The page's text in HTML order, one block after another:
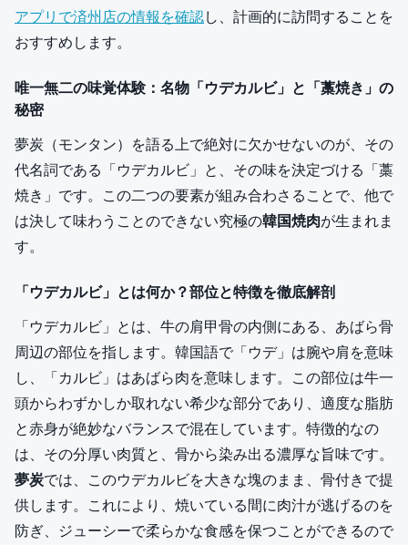
アプリで済州店の情報を確認し、計画的に訪問することを
おすすめします。
唯一無二の味覚体験：名物「ウデカルビ」と「藁焼き」の
秘密
夢炭（モンタン）を語る上で絶対に欠かせないのが、その
代名詞である「ウデカルビ」と、その味を決定づける「藁
焼き」です。この二つの要素が組み合わさることで、他で
は決して味わうことのできない究極の韓国焼肉が生まれま
す。
「ウデカルビ」とは何か？部位と特徴を徹底解剖
「ウデカルビ」とは、牛の肩甲骨の内側にある、あばら骨
周辺の部位を指します。韓国語で「ウデ」は腕や肩を意味
し、「カルビ」はあばら肉を意味します。この部位は牛一
頭からわずかしか取れない希少な部分であり、適度な脂肪
と赤身が絶妙なバランスで混在しています。特徴的なの
は、その分厚い肉質と、骨から染み出る濃厚な旨味です。
夢炭では、このウデカルビを大きな塊のまま、骨付きで提
供します。これにより、焼いている間に肉汁が逃げるのを
防ぎ、ジューシーで柔らかな食感を保つことができるので